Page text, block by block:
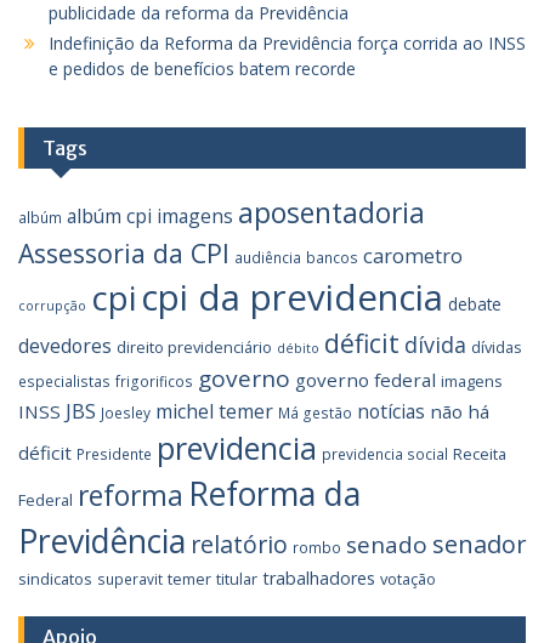
publicidade da reforma da Previdência
Indefinição da Reforma da Previdência força corrida ao INSS
e pedidos de benefícios batem recorde
Tags
albúm albúm cpi imagens aposentadoria
Assessoria da CPI audiência bancos carometro
corrupção cpicpi da previdencia debate
devedores direito previdenciário débito déficit dívida dívidas
especialistas frigorificos governo governo federal imagens
INSS JBS Joesley michel temer Má gestão notícias não há
déficit Presidente previdencia previdencia social Receita
Federal reforma Reforma da
Previdência relatório rombo senado senador
sindicatos superavit temer titular trabalhadores votação
Apoio